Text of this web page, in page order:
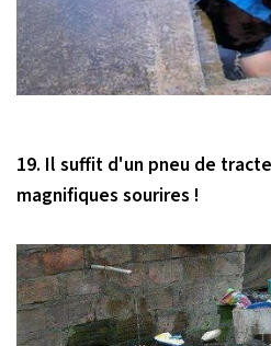
19. Il suffit d'un pneu de
magnifiques sourires !